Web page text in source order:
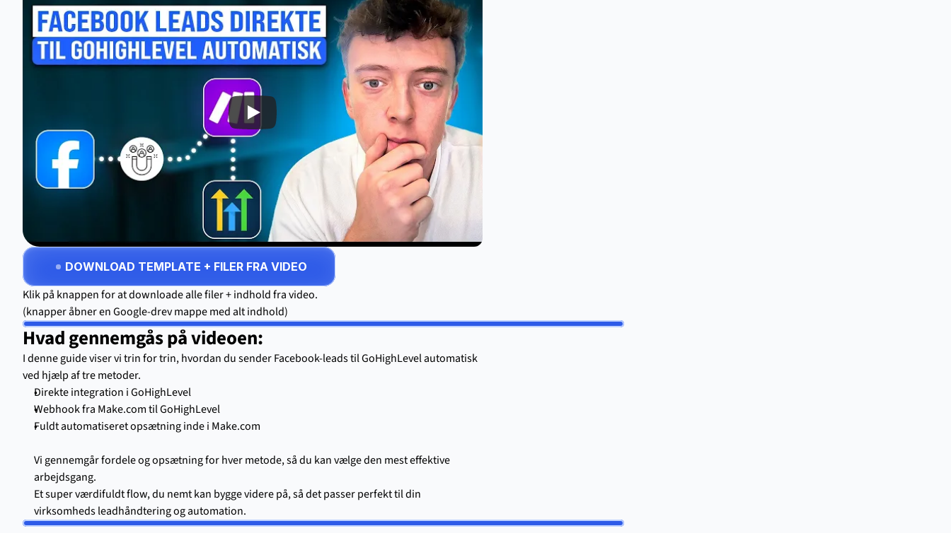
DOWNLOAD TEMPLATE + FILER FRA VIDEO
Klik på knappen for at downloade alle filer + indhold fra video.
(knapper åbner en Google-drev mappe med alt indhold)
Hvad gennemgås på videoen:
I denne guide viser vi trin for trin, hvordan du sender Facebook-leads til GoHighLevel automatisk
ved hjælp af tre metoder.
Direkte integration i GoHighLevel
Webhook fra Make.com til GoHighLevel
Fuldt automatiseret opsætning inde i Make.com
Vi gennemgår fordele og opsætning for hver metode, så du kan vælge den mest effektive
arbejdsgang.
Et super værdifuldt flow, du nemt kan bygge videre på, så det passer perfekt til din
virksomheds leadhåndtering og automation.